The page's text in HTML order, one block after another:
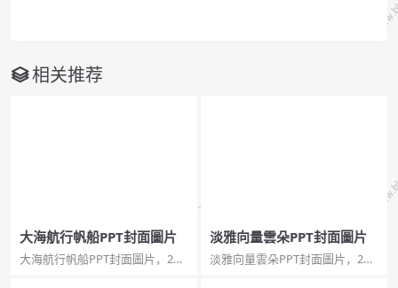
相关推荐
大海航行帆船PPT封面圖片
大海航行帆船PPT封面圖片，2頁
淡雅向量雲朵PPT封面圖片
淡雅向量雲朵PPT封面圖片，2